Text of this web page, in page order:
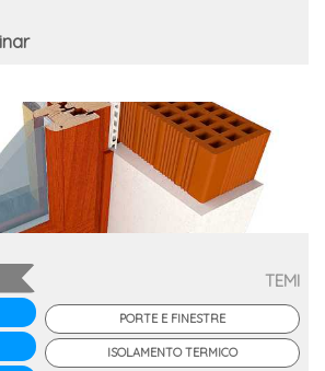
TEMI
PORTE E FINESTRE
ISOLAMENTO TERMICO